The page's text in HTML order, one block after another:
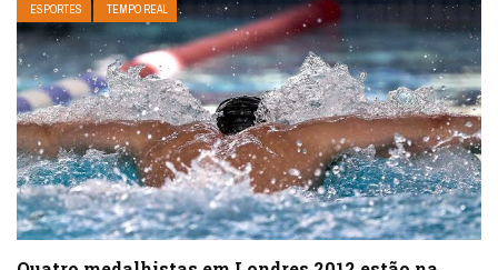
ESPORTES TEMPO REAL